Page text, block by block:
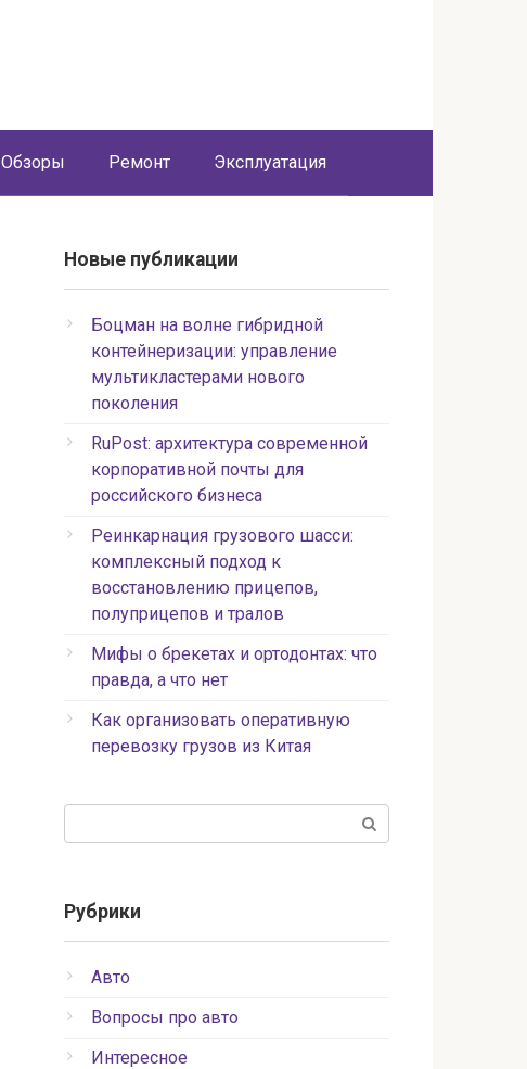
Обзоры Ремонт Эксплуатация
Новые публикации
Боцман на волне гибридной
контейнеризации: управление
мультикластерами нового
поколения
RuPost: архитектура современной
корпоративной почты для
российского бизнеса
Реинкарнация грузового шасси:
комплексный подход к
восстановлению прицепов,
полуприцепов и тралов
Мифы о брекетах и ортодонтах: что
правда, а что нет
Как организовать оперативную
перевозку грузов из Китая
Рубрики
Авто
Вопросы про авто
Интересное